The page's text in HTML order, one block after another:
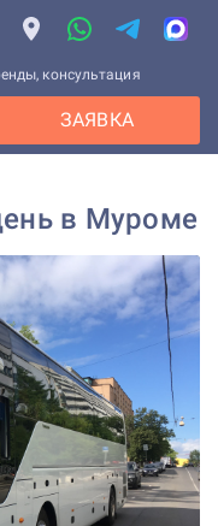
консультация
ЗАЯВКА
в Муроме